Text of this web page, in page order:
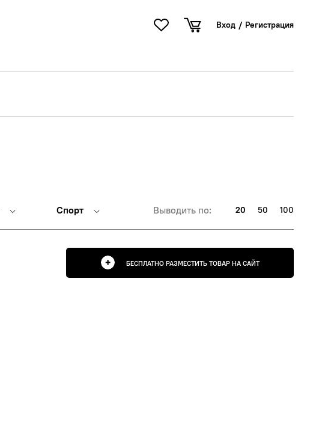
Вход / Регистрация
БЕСПЛАТНО РАЗМЕСТИТЬ ТОВАР НА САЙТ
Спорт Выводить по: 20 50 100